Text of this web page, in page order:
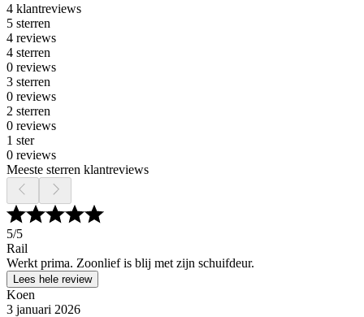
4 klantreviews
5 sterren
4 reviews
4 sterren
0 reviews
3 sterren
0 reviews
2 sterren
0 reviews
1 ster
0 reviews
Meeste sterren klantreviews
5/5
Rail
Werkt prima. Zoonlief is blij met zijn schuifdeur.
Lees hele review
Koen
3 januari 2026